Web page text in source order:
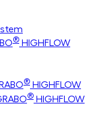
® HIGHFLOW
® HIGHFLOW
® HIGHFLOW